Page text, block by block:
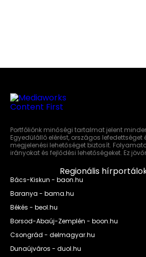
Portfóliónk minőségi tartalmat jelent
Egyedülálló elérést, országos lefedettséget
megjelenési lehetőséget biztosít.
irányokat és fejlődési lehetőségeket. Ez
Regionális
Bács-Kiskun - baon.hu
Baranya - bama.hu
Békés - beol.hu
Borsod-Abaúj-Zemplén - boon.hu
Csongrád - delmagyar.hu
Dunaújváros - duol.hu